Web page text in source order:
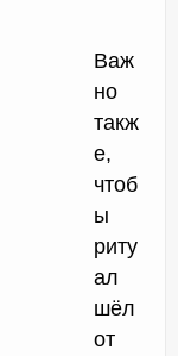
Важ
но
такж
е,
чтоб
ы
риту
ал
шёл
от